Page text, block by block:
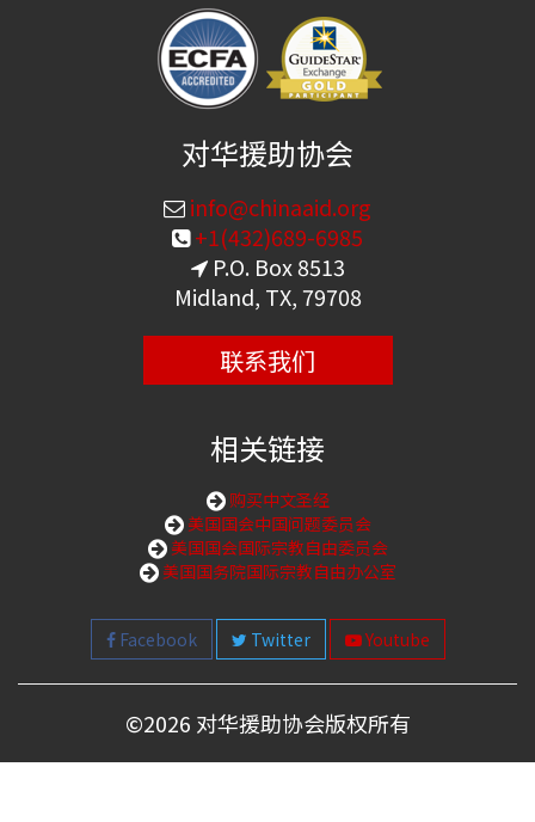
对华援助协会
info@chinaaid.org
+1(432)689-6985
P.O. Box 8513
Midland, TX, 79708
联系我们
相关链接
购买中文圣经
美国国会中国问题委员会
美国国会国际宗教自由委员会
美国国务院国际宗教自由办公室
Facebook Twitter Youtube
©2026 对华援助协会版权所有